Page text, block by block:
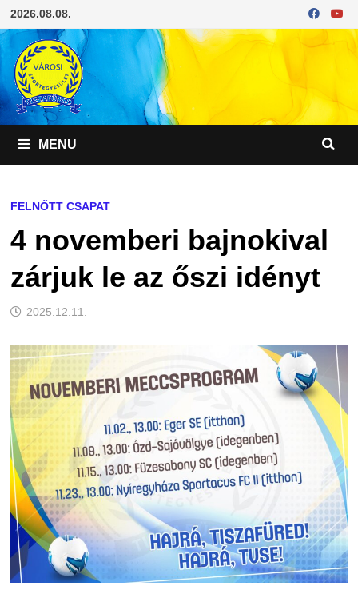
Skip
to
content
2026.08.08.
MENU
FELNŐTT CSAPAT
4 novemberi bajnokival
zárjuk le az őszi idényt
2025.12.11.